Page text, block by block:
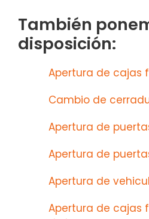
También
disposición:
Apertura de cajas
Cambio de
Apertura de
Apertura de
Apertura de
Apertura de cajas